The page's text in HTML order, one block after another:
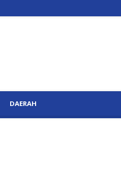
DAERAH